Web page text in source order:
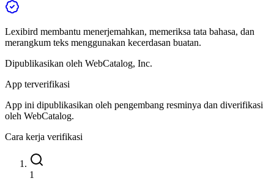
Lexibird membantu menerjemahkan, memeriksa tata bahasa, dan
merangkum teks menggunakan kecerdasan buatan.
Dipublikasikan oleh WebCatalog, Inc.
App terverifikasi
App ini dipublikasikan oleh pengembang resminya dan diverifikasi
oleh WebCatalog.
Cara kerja verifikasi
1